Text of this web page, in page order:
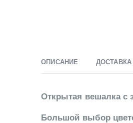
ОПИСАНИЕ
Открытая вешалка
Большой выбор